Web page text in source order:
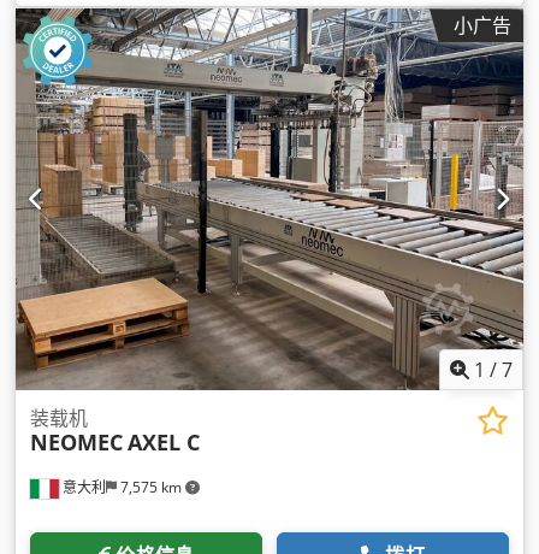
小广告
1 /7
意大利 7,575 km
装载机
NEOMECAXEL C